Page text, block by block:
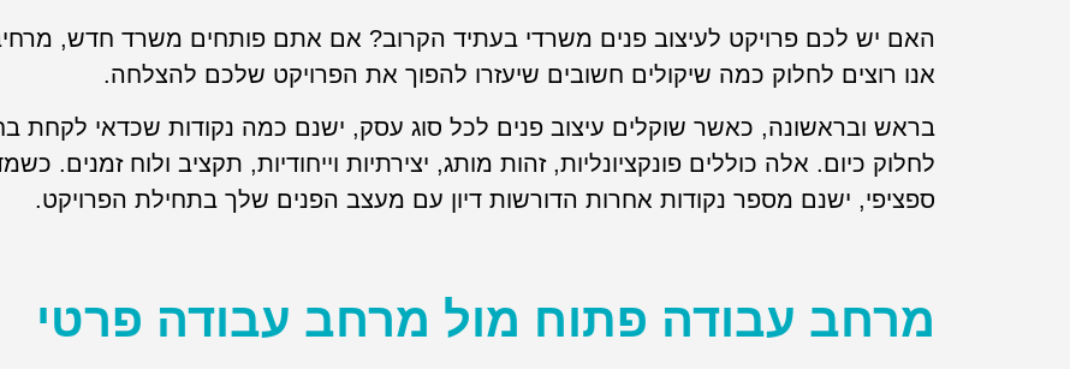
האם יש לכם פרויקט לעיצוב פנים משרדי בעתיד הקרוב? אם אתם פותחים משרד חדש,
אנו רוצים לחלוק כמה שיקולים חשובים שיעזרו להפוך את הפרויקט שלכם להצלחה.
בראש ובראשונה, כאשר שוקלים עיצוב פנים לכל סוג עסק, ישנם כמה נקודות שכדאי לקחת
לחלוק כיום. אלה כוללים פונקציונליות, זהות מותג, יצירתיות וייחודיות, תקציב ולוח זמנים.
ספציפי, ישנם מספר נקודות אחרות הדורשות דיון עם מעצב הפנים שלך בתחילת הפרויקט.
מרחב עבודה פתוח מול מרחב עבודה פרטי